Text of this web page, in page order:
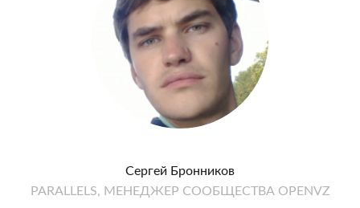
Сергей Бронников
PARALLELS, МЕНЕДЖЕР СООБЩЕСТВА OPENVZ